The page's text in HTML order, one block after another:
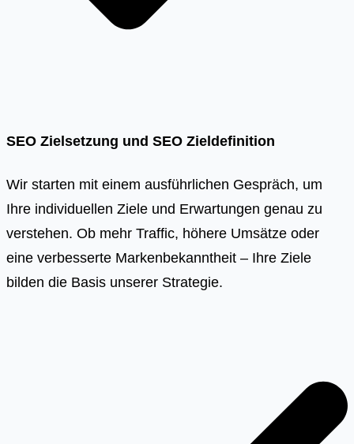
SEO Zielsetzung und SEO Zieldefinition
Wir starten mit einem ausführlichen Gespräch, um
Ihre individuellen Ziele und Erwartungen genau zu
verstehen. Ob mehr Traffic, höhere Umsätze oder
eine verbesserte Markenbekanntheit – Ihre Ziele
bilden die Basis unserer Strategie.